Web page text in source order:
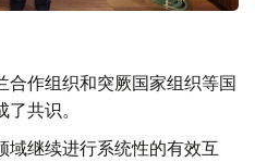
合作组织和突厥国家组织等国
共识。
域继续进行系统性的有效互